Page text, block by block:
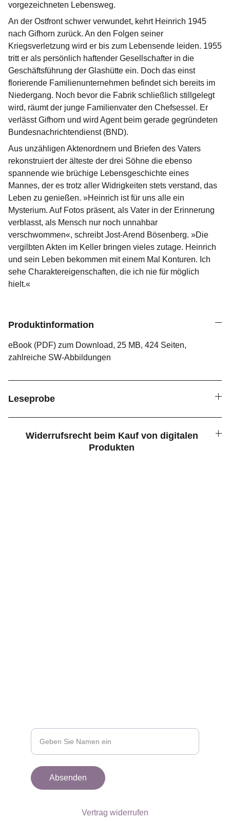
vorgezeichneten Lebensweg.
An der Ostfront schwer verwundet, kehrt Heinrich 1945
nach Gifhorn zurück. An den Folgen seiner
Kriegsverletzung wird er bis zum Lebensende leiden. 1955
tritt er als persönlich haftender Gesellschafter in die
Geschäftsführung der Glashütte ein. Doch das einst
florierende Familienunternehmen befindet sich bereits im
Niedergang. Noch bevor die Fabrik schließlich stillgelegt
wird, räumt der junge Familienvater den Chefsessel. Er
verlässt Gifhorn und wird Agent beim gerade gegründeten
Bundesnachrichtendienst (BND).
Aus unzähligen Aktenordnern und Briefen des Vaters
rekonstruiert der älteste der drei Söhne die ebenso
spannende wie brüchige Lebensgeschichte eines
Mannes, der es trotz aller Widrigkeiten stets verstand, das
Leben zu genießen. »Heinrich ist für uns alle ein
Mysterium. Auf Fotos präsent, als Vater in der Erinnerung
verblasst, als Mensch nur noch unnahbar
verschwommen«, schreibt Jost-Arend Bösenberg. »Die
vergilbten Akten im Keller bringen vieles zutage. Heinrich
und sein Leben bekommen mit einem Mal Konturen. Ich
sehe Charaktereigenschaften, die ich nie für möglich
hielt.«
Produktinformation
eBook (PDF) zum Download, 25 MB, 424 Seiten,
zahlreiche SW-Abbildungen
Leseprobe
Widerrufsrecht beim Kauf von digitalen
Produkten
Absenden
Vertrag widerrufen